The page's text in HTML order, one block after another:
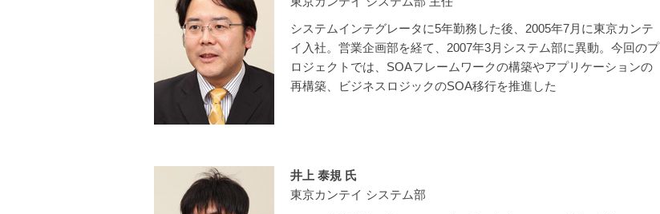
システムインテグレータに5年勤務した後、2005年7月に東京カンテ
イ入社。営業企画部を経て、2007年3月システム部に異動。今回のプ
ロジェクトでは、SOAフレームワークの構築やアプリケーションの
再構築、ビジネスロジックのSOA移行を推進した
井上 泰規 氏
東京カンテイ システム部